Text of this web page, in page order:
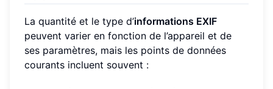
La quantité et le type d’informations EXIF
peuvent varier en fonction de l’appareil et de
ses paramètres, mais les points de données
courants incluent souvent :